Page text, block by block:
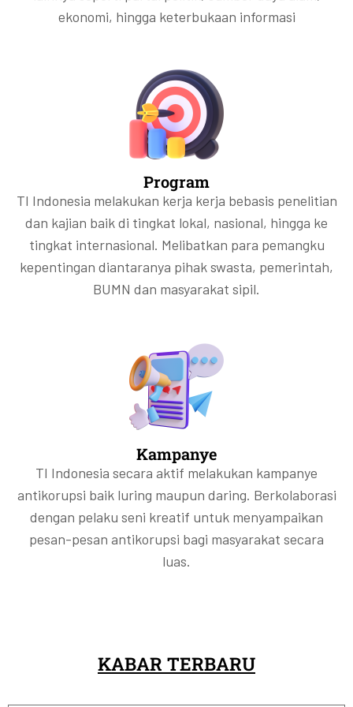
ekonomi, hingga keterbukaan informasi
Program
TI Indonesia melakukan kerja kerja bebasis penelitian
dan kajian baik di tingkat lokal, nasional, hingga ke
tingkat internasional. Melibatkan para pemangku
kepentingan diantaranya pihak swasta, pemerintah,
BUMN dan masyarakat sipil.
Kampanye
TI Indonesia secara aktif melakukan kampanye
antikorupsi baik luring maupun daring. Berkolaborasi
dengan pelaku seni kreatif untuk menyampaikan
pesan-pesan antikorupsi bagi masyarakat secara
luas.
KABAR TERBARU